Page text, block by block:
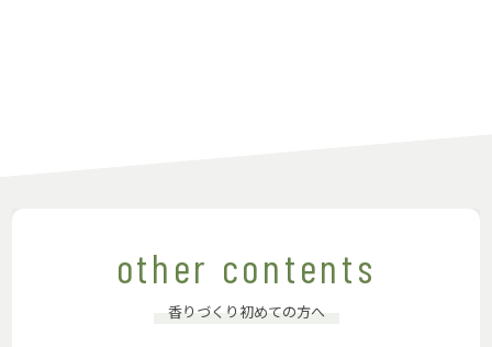
other contents
香りづくり初めての方へ